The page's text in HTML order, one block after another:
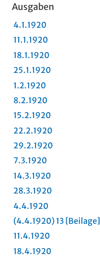
Ausgaben
4.1.1920
11.1.1920
18.1.1920
25.1.1920
1.2.1920
8.2.1920
15.2.1920
22.2.1920
29.2.1920
7.3.1920
14.3.1920
28.3.1920
4.4.1920
(4.4.1920) 13 [Beilage]
11.4.1920
18.4.1920